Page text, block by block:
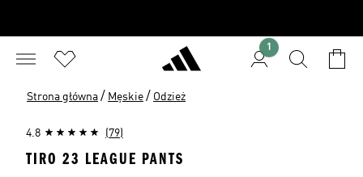
1
Strona główna / Męskie / Odzież
4.8 (79)
TIRO 23 LEAGUE PANTS